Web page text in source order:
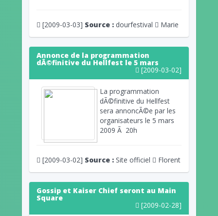
[2009-03-03] Source : dourfestival Marie
Annonce de la programmation
dÃ©finitive du Hellfest le 5 mars
[2009-03-02]
La programmation
dÃ©finitive du Hellfest
sera annoncÃ©e par les
organisateurs le 5 mars
2009 Ã 20h
[2009-03-02] Source : Site officiel Florent
Gossip et Kaiser Chief seront au Main
Square
[2009-02-28]